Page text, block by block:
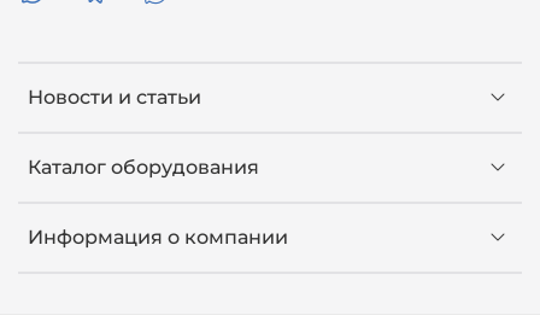
Новости и статьи
Каталог оборудования
Информация о компании